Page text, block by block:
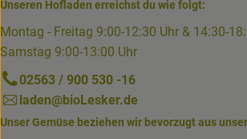
Unseren Hofladen erreichst du wie folgt:
Montag - Freitag 9:00-12:30 Uhr & 14:30-
Samstag 9:00-13:00 Uhr
02563 / 900 530 -16
laden@bioLesker.de
Unser Gemüse beziehen wir bevorzugt aus